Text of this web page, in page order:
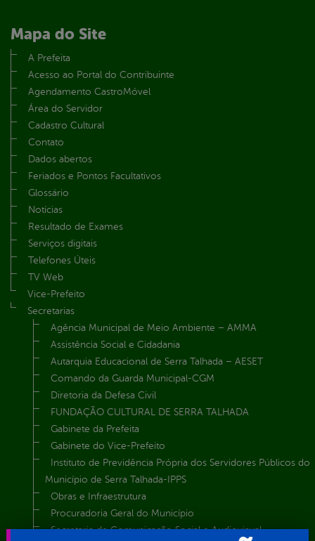
Mapa do Site
A Prefeita
Acesso ao Portal do Contribuinte
Agendamento CastroMóvel
Área do Servidor
Cadastro Cultural
Contato
Dados abertos
Feriados e Pontos Facultativos
Glossário
Notícias
Resultado de Exames
Serviços digitais
Telefones Úteis
TV Web
Vice-Prefeito
Secretarias
Agência Municipal de Meio Ambiente – AMMA
Assistência Social e Cidadania
Autarquia Educacional de Serra Talhada – AESET
Comando da Guarda Municipal-CGM
Diretoria da Defesa Civil
FUNDAÇÃO CULTURAL DE SERRA TALHADA
Gabinete da Prefeita
Gabinete do Vice-Prefeito
Instituto de Previdência Própria dos Servidores Públicos do
Município de Serra Talhada-IPPS
Obras e Infraestrutura
Procuradoria Geral do Município
Secretaria de Comunicação Social e Audiovisual